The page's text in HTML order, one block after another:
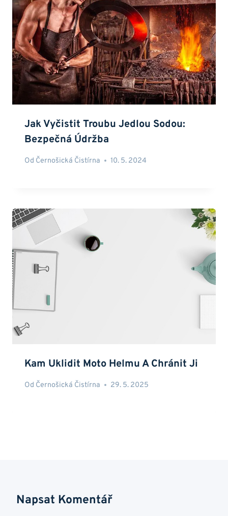
Jak Vyčistit Troubu Jedlou Sodou:
Bezpečná Údržba
Od Černošická Čistírna 10. 5. 2024
Kam Uklidit Moto Helmu A Chránit Ji
Od Černošická Čistírna 29. 5. 2025
Napsat Komentář